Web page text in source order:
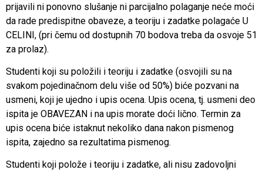
prijavili ni ponovno slušanje ni parcijalno polaganje neće moći
da rade predispitne obaveze, a teoriju i zadatke polagaće U
CELINI, (pri čemu od dostupnih 70 bodova treba da osvoje 51
za prolaz).
Studenti koji su položili i teoriju i zadatke (osvojili su na
svakom pojedinačnom delu više od 50%) biće pozvani na
usmeni, koji je ujedno i upis ocena. Upis ocena, tj. usmeni deo
ispita je OBAVEZAN i na upis morate doći lično. Termin za
upis ocena biće istaknut nekoliko dana nakon pismenog
ispita, zajedno sa rezultatima pismenog.
Studenti koji polože i teoriju i zadatke, ali nisu zadovoljni